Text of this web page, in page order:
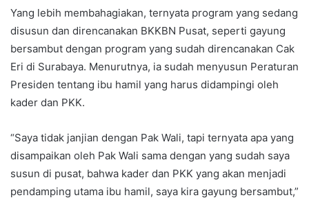
Yang lebih membahagiakan, ternyata program yang sedang
disusun dan direncanakan BKKBN Pusat, seperti gayung
bersambut dengan program yang sudah direncanakan Cak
Eri di Surabaya. Menurutnya, ia sudah menyusun Peraturan
Presiden tentang ibu hamil yang harus didampingi oleh
kader dan PKK.
“Saya tidak janjian dengan Pak Wali, tapi ternyata apa yang
disampaikan oleh Pak Wali sama dengan yang sudah saya
susun di pusat, bahwa kader dan PKK yang akan menjadi
pendamping utama ibu hamil, saya kira gayung bersambut,”